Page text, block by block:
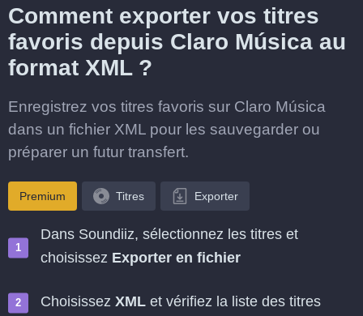
Comment exporter vos titres
favoris depuis Claro Música au
format XML ?
Enregistrez vos titres favoris sur Claro Música
dans un fichier XML pour les sauvegarder ou
préparer un futur transfert.
Premium Titres Exporter
Dans Soundiiz, sélectionnez les titres et
choisissez Exporter en fichier
Choisissez XML et vérifiez la liste des titres